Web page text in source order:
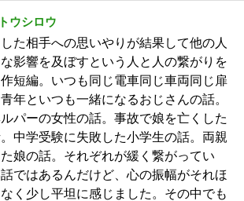
ウシロウ
た相手への思いやりが結果して他の人
影響を及ぼすという人と人の繋がりを
短編。いつも同じ電車同じ車両同じ扉
年といつも一緒になるおじさんの話。
パーの女性の話。事故で娘を亡くした
中学受験に失敗した小学生の話。両親
娘の話。それぞれが緩く繋がってい
ではあるんだけど、心の振幅がそれほ
く少し平坦に感じました。その中でも